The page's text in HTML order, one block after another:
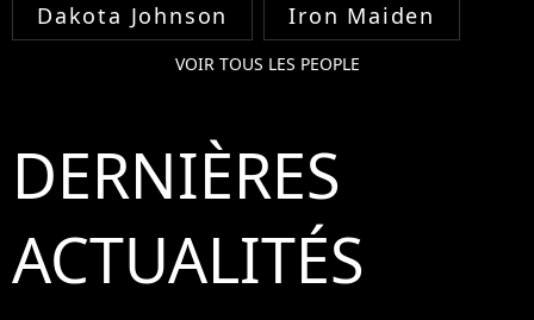
Dakota Johnson Iron Maiden
VOIR TOUS LES PEOPLE
DERNIÈRES
ACTUALITÉS